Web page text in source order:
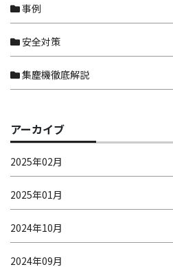
事例
安全対策
集塵機徹底解説
アーカイブ
2025年02月
2025年01月
2024年10月
2024年09月